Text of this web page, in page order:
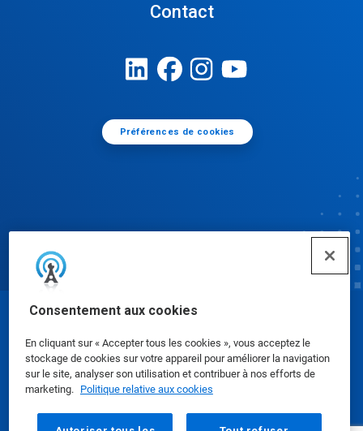
Consentement aux cookies
En cliquant sur « Accepter tous les cookies », vous acceptez le
stockage de cookies sur votre appareil pour améliorer la navigation
sur le site, analyser son utilisation et contribuer à nos efforts de
marketing. Politique relative aux cookies
Contact
Préférences de cookies
Fiches de données de sécurité|Politique de
confidentialité|conditions d'utilisation